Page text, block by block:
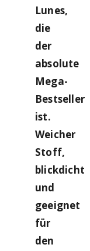
Lunes,
die
der
absolute
Mega-
Bestseller
ist.
Weicher
Stoff,
blickdicht
und
geeignet
für
den